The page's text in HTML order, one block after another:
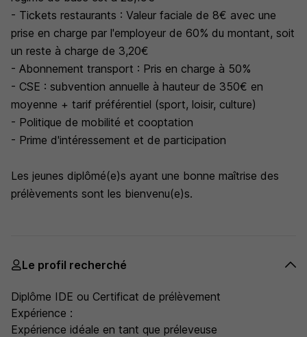
- Tickets restaurants : Valeur faciale de 8€ avec une
prise en charge par l'employeur de 60% du montant, soit
un reste à charge de 3,20€
- Abonnement transport : Pris en charge à 50%
- CSE : subvention annuelle à hauteur de 350€ en
moyenne + tarif préférentiel (sport, loisir, culture)
- Politique de mobilité et cooptation
- Prime d'intéressement et de participation
Les jeunes diplômé(e)s ayant une bonne maîtrise des
prélèvements sont les bienvenu(e)s.
Le profil recherché
Diplôme IDE ou Certificat de prélèvement
Expérience :
Expérience idéale en tant que préleveuse